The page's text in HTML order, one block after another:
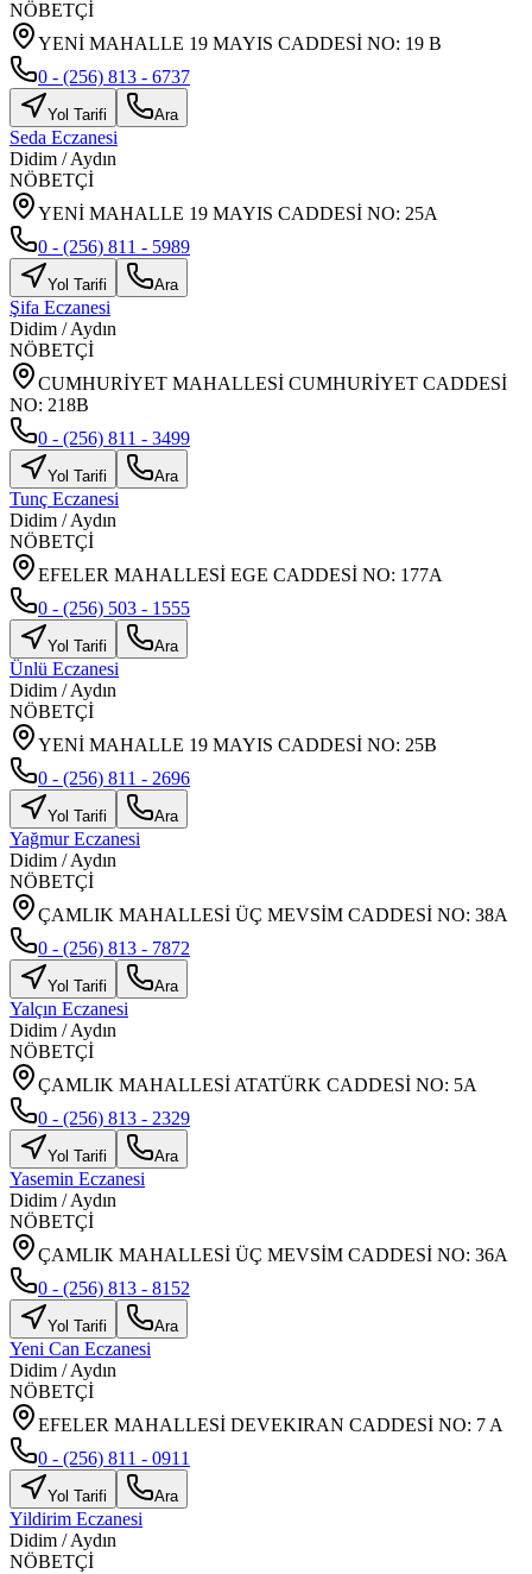
NÖBETÇİ
YENİ MAHALLE 19 MAYIS CADDESİ NO: 19 B
0 - (256) 813 - 6737
Yol Tarifi Ara
Seda Eczanesi
Didim /Aydın
NÖBETÇİ
YENİ MAHALLE 19 MAYIS CADDESİ NO: 25A
0 - (256) 811 - 5989
Yol Tarifi Ara
Şifa Eczanesi
Didim /Aydın
NÖBETÇİ
CUMHURİYET MAHALLESİ CUMHURİYET CADDESİ
NO: 218B
0 - (256) 811 - 3499
Yol Tarifi Ara
Tunç Eczanesi
Didim /Aydın
NÖBETÇİ
EFELER MAHALLESİ EGE CADDESİ NO: 177A
0 - (256) 503 - 1555
Yol Tarifi Ara
Ünlü Eczanesi
Didim /Aydın
NÖBETÇİ
YENİ MAHALLE 19 MAYIS CADDESİ NO: 25B
0 - (256) 811 - 2696
Yol Tarifi Ara
Yağmur Eczanesi
Didim /Aydın
NÖBETÇİ
ÇAMLIK MAHALLESİ ÜÇ MEVSİM CADDESİ NO: 38A
0 - (256) 813 - 7872
Yol Tarifi Ara
Yalçın Eczanesi
Didim /Aydın
NÖBETÇİ
ÇAMLIK MAHALLESİ ATATÜRK CADDESİ NO: 5A
0 - (256) 813 - 2329
Yol Tarifi Ara
Yasemin Eczanesi
Didim /Aydın
NÖBETÇİ
ÇAMLIK MAHALLESİ ÜÇ MEVSİM CADDESİ NO: 36A
0 - (256) 813 - 8152
Yol Tarifi Ara
Yeni Can Eczanesi
Didim /Aydın
NÖBETÇİ
EFELER MAHALLESİ DEVEKIRAN CADDESİ NO: 7 A
0 - (256) 811 - 0911
Yol Tarifi Ara
Yildirim Eczanesi
Didim /Aydın
NÖBETÇİ